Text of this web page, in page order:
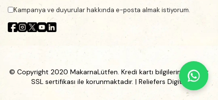
Kampanya ve duyurular hakkında e-posta almak istiyorum.
© Copyright 2020 MakarnaLütfen. Kredi kartı bilgileriniz 256Bit
SSL sertifikası ile korunmaktadır. | Reliefers Digital